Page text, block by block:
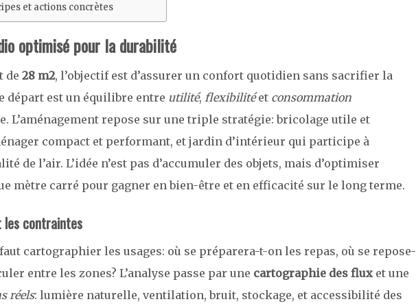
et actions concrètes
optimisé pour la durabilité
de 28 m2, l’objectif est d’assurer un confort quotidien sans sacrifier la
départ est un équilibre entre utilité, flexibilitéet consommation
L’aménagement repose sur une triple stratégie: bricolage utile et
compact et performant, et jardin d’intérieur qui participe à
de l’air. L’idée n’est pas d’accumuler des objets, mais d’optimiser
mètre carré pour gagner en bien-être et en efficacité sur le long terme.
les contraintes
cartographier les usages: où se préparera-t-on les repas, où se repose-
entre les zones? L’analyse passe par une cartographie des flux et une
réels: lumière naturelle, ventilation, bruit, stockage, et accessibilité des